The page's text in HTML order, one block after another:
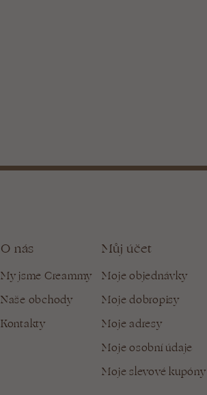
O nás
My jsme Creammy
Naše obchody
Kontakty
Můj účet
Moje objednávky
Moje dobropisy
Moje adresy
Moje osobní údaje
Moje slevové kupóny